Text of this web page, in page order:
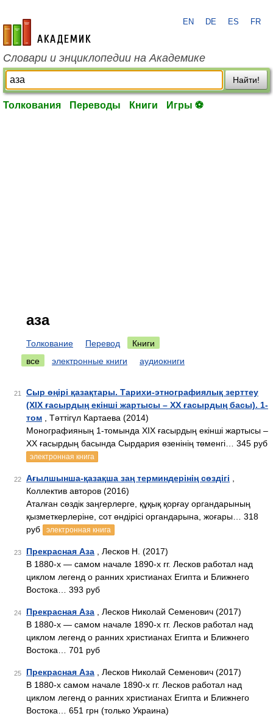
academic.ru
EN DE ES FR
Словари и энциклопедии на Академике
Найти!
Толкования Переводы Книги Игры ⚽
аза
Толкование Перевод
Книги
все
электронные книги аудиокниги
21
Сыр өңірі қазақтары. Тарихи-этнографиялық зерттеу
(ХІХ ғасырдың екінші жартысы – ХХ ғасырдың басы). 1-
том , Тәттігүл Картаева (2014)
Монографияның 1-томында ХІХ ғасырдың екінші жартысы –
ХХ ғасырдың басында Сырдария өзенінің төменгі… 345 руб
электронная книга
22 Ағылшынша-қазақша заң терминдерінің сөздігі
Коллектив авторов (2016)
Аталған сөздік заңгерлерге, құқық қорғау органдарының
қызметкерлеріне, сот өндірісі органдарына, жоғары… 318
руб
электронная книга
23 Прекрасная Аза , Лесков Н. (2017)
В 1880-х — самом начале 1890-х гг. Лесков работал над
циклом легенд о ранних христианах Египта и Ближнего
Востока… 393 руб
24 Прекрасная Аза , Лесков Николай Семенович (2017)
В 1880-х — самом начале 1890-х гг. Лесков работал над
циклом легенд о ранних христианах Египта и Ближнего
Востока… 701 руб
25 Прекрасная Аза , Лесков Николай Семенович (2017)
В 1880-х самом начале 1890-х гг. Лесков работал над
циклом легенд о ранних христианах Египта и Ближнего
Востока… 651 грн (только Украина)